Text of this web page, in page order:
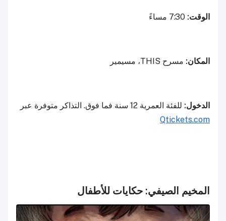
الوقت: 7:30 مساءً
المكان: مسرح THIS، مسيمير
الدخول: للفئة العمرية 12 سنة فما فوق. التذاكر متوفرة عبر
Qtickets.com
المخيم الصيفي: حكايات للأطفال